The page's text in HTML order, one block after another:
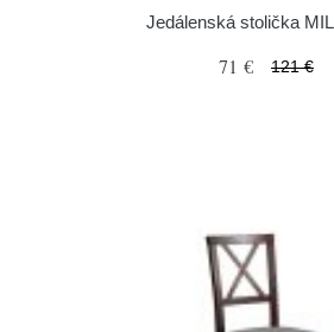
Jedálenská stolička
71 € 121 €